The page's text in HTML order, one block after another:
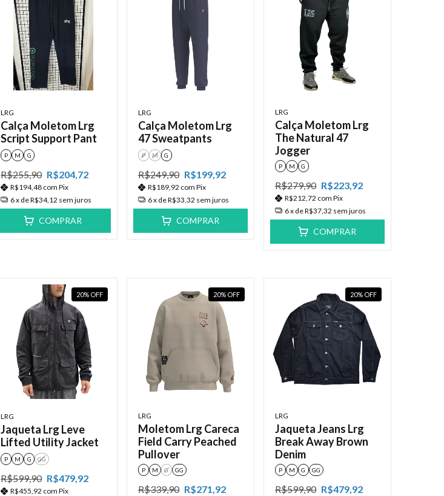
LRG
Calça Moletom Lrg
Script Support Pant
P M G
R$255,90 R$204,72
R$194,48 com Pix
6x deR$34,12 sem juros
COMPRAR
LRG
Calça Moletom Lrg
47 Sweatpants
P M G
R$249,90 R$199,92
R$189,92 com Pix
6x deR$33,32 sem juros
COMPRAR
LRG
Calça Moletom Lrg
The Natural 47
Jogger
P M G
R$279,90 R$223,92
R$212,72 com Pix
6x deR$37,32 sem juros
COMPRAR
20% OFF
LRG
Jaqueta Lrg Leve
Lifted Utility Jacket
P M G GG
R$599,90 R$479,92
R$455,92 com Pix
20% OFF
LRG
Moletom Lrg Careca
Field Carry Peached
Pullover
P M G GG
R$339,90 R$271,92
20% OFF
LRG
Jaqueta Jeans Lrg
Break Away Brown
Denim
P M G GG
R$599,90 R$479,92